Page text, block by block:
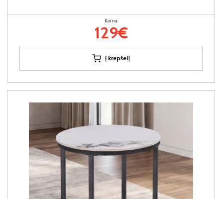
Kaina:
129€
Į krepšelį